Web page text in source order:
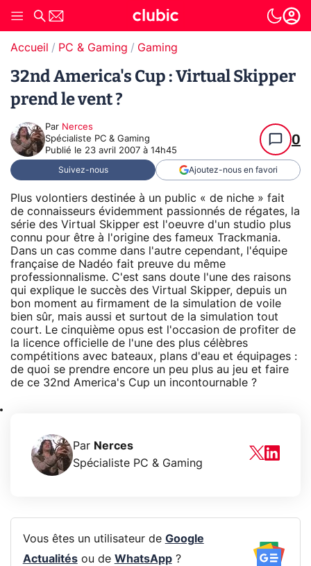
Accueil PC & Gaming Gaming
32nd America's Cup : Virtual Skipper
prend le vent ?
Par Nerces
Spécialiste PC & Gaming
Publié le 23 avril 2007 à 14h45
0
Suivez-nous Ajoutez-nous en favori
Plus volontiers destinée à un public « de niche » fait
de connaisseurs évidemment passionnés de régates, la
série des Virtual Skipper est l'oeuvre d'un studio plus
connu pour être à l'origine des fameux Trackmania.
Dans un cas comme dans l'autre cependant, l'équipe
française de Nadéo fait preuve du même
professionnalisme. C'est sans doute l'une des raisons
qui explique le succès des Virtual Skipper, depuis un
bon moment au firmament de la simulation de voile
bien sûr, mais aussi et surtout de la simulation tout
court. Le cinquième opus est l'occasion de profiter de
la licence officielle de l'une des plus célèbres
compétitions avec bateaux, plans d'eau et équipages :
de quoi se prendre encore un peu plus au jeu et faire
de ce 32nd America's Cup un incontournable ?
Par Nerces
Spécialiste PC & Gaming
Vous êtes un utilisateur de Google
Actualitésou de WhatsApp?